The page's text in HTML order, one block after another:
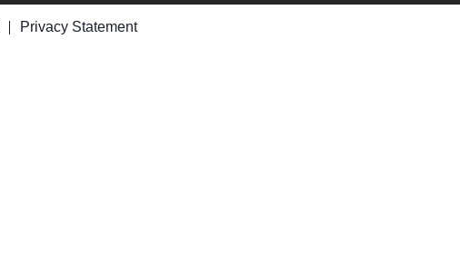
Privacy Statement